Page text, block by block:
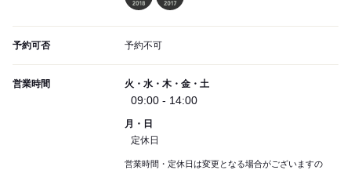
予約可否 予約不可
営業時間 火・水・木・金・土
09:00 - 14:00
月・日
定休日
営業時間・定休日は変更となる場合がございますの